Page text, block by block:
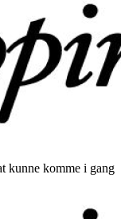
kunne komme i gang